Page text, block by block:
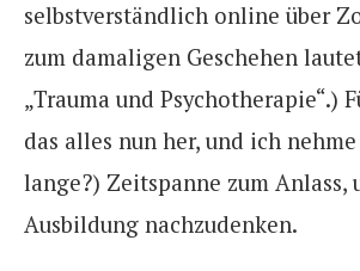
selbstverständlich online über
zum damaligen Geschehen
„Trauma und Psychotherapie“.)
das alles nun her, und ich
lange?) Zeitspanne zum Anlass,
Ausbildung nachzudenken.